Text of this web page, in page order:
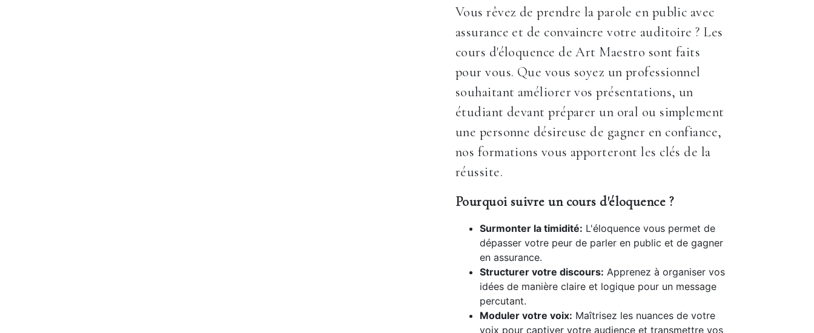
Vous rêvez de prendre la parole en public avec
assurance et de convaincre votre auditoire ? Les
cours d'éloquence de Art Maestro sont faits
pour vous. Que vous soyez un professionnel
souhaitant améliorer vos présentations, un
étudiant devant préparer un oral ou simplement
une personne désireuse de gagner en confiance,
nos formations vous apporteront les clés de la
réussite.
Pourquoi suivre un cours d'éloquence ?
Surmonter la timidité: L'éloquence vous permet de
dépasser votre peur de parler en public et de gagner
en assurance.
Structurer votre discours: Apprenez à organiser vos
idées de manière claire et logique pour un message
percutant.
Moduler votre voix: Maîtrisez les nuances de votre
voix pour captiver votre audience et transmettre vos